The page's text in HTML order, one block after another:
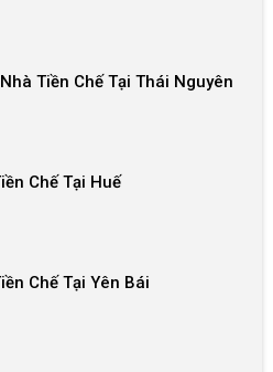
Tiền Chế Tại Thái Nguyên
Chế Tại Huế
Chế Tại Yên Bái